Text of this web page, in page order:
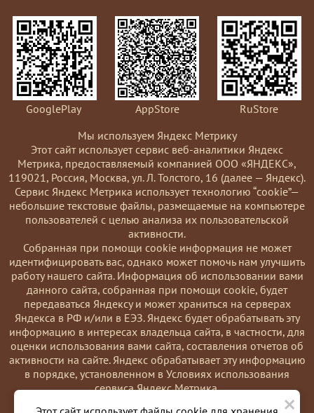
×
GooglePlay AppStore
RuStore
Мы используем Яндекс Метрику
Этот сайт использует сервис веб-аналитики Яндекс
Метрика, предоставляемый компанией ООО «ЯНДЕКС»,
119021, Россия, Москва, ул. Л. Толстого, 16 (далее — Яндекс).
Сервис Яндекс Метрика использует технологию “cookie”—
небольшие текстовые файлы, размещаемые на компьютере
пользователей с целью анализа их пользовательской
активности.
Coбранная при помощи cookie информация не может
идентифицировать вас, однако может помочь нам улучшить
работу нашего сайта. Информация об использовании вами
данного сайта, собранная при помощи cookie, будет
передаваться Яндексу и может храниться на серверах
Яндекса в РФ и/или в ЕЭЗ. Яндекс будет обрабатывать эту
информацию в интересах владельца сайта, в частности, для
оценки использования вами сайта, составления отчетов об
активности на сайте. Яндекс обрабатывает эту информацию
в порядке, установленном в Условиях использования
сервиса Яндекс Метрика.
Вы можете отказаться от использования cookies, выбрав